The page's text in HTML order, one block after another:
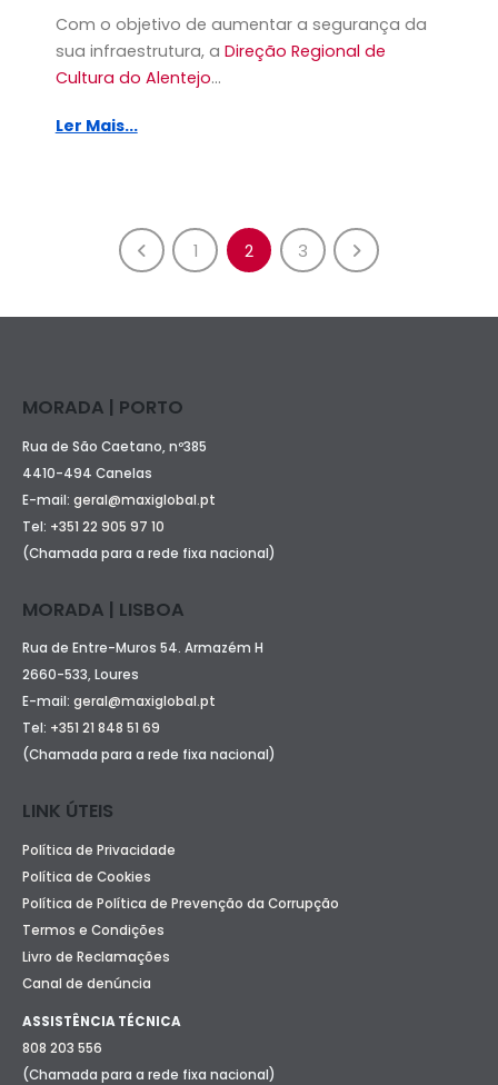
Com o objetivo de aumentar a segurança da
sua infraestrutura, a Direção Regional de
Cultura do Alentejo...
Ler Mais...
1 2 3
MORADA | PORTO
Rua de São Caetano, nº385
4410-494 Canelas
E-mail: geral@maxiglobal.pt
Tel: +351 22 905 97 10
(Chamada para a rede fixa nacional)
MORADA | LISBOA
Rua de Entre-Muros 54. Armazém H
2660-533, Loures
E-mail: geral@maxiglobal.pt
Tel: +351 21 848 51 69
(Chamada para a rede fixa nacional)
LINK ÚTEIS
Política de Privacidade
Política de Cookies
Política de Política de Prevenção da Corrupção
Termos e Condições
Livro de Reclamações
Canal de denúncia
ASSISTÊNCIA TÉCNICA
808 203 556
(Chamada para a rede fixa nacional)